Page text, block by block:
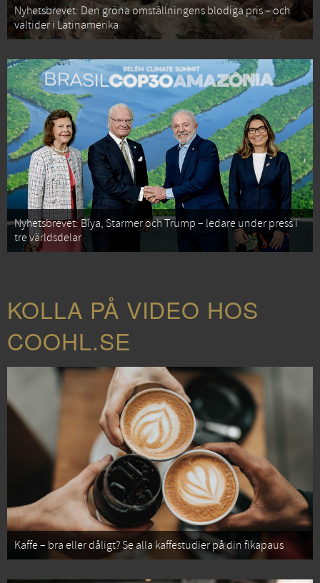
Nyhetsbrevet: Den gröna omställningens blodiga pris – och
valtider i Latinamerika
Nyhetsbrevet: Biya, Starmer och Trump – ledare under press i
tre världsdelar
KOLLA PÅ VIDEO HOS
COOHL.SE
Kaffe – bra eller dåligt? Se alla kaffestudier på din fikapaus